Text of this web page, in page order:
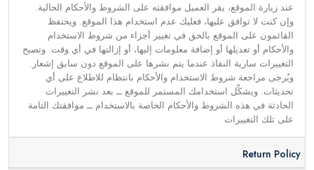
عند زيارة الموقع، يقر العميل موافقته على الشروط والأحكام الحالية.
وإن كنت لا توافق عليها، فعليك عدم استخدام هذا الموقع. ويحتفظ
القائمون على الموقع بالحق في تغيير أجزاء من شروط الاستخدام
والأحكام أو تعديلها أو إضافة معلومات إليها، أو إزالتها في أي وقت. وتصبح
التغييرات سارية النفاذ عندما يتم نشرها على الموقع دون سابق إشعار.
ويُرجى مراجعة شروط الاستخدام والأحكام بانتظام للاطلاع على أي
تحديثات. ويشكِّل استخدامك المستمر للموقع ــ بعد نشر التغييرات
الحادثة في هذه الشروط والأحكام الخاصة بالاستخدام ــ موافقتك التامة
على تلك التغييرات
Return Policy